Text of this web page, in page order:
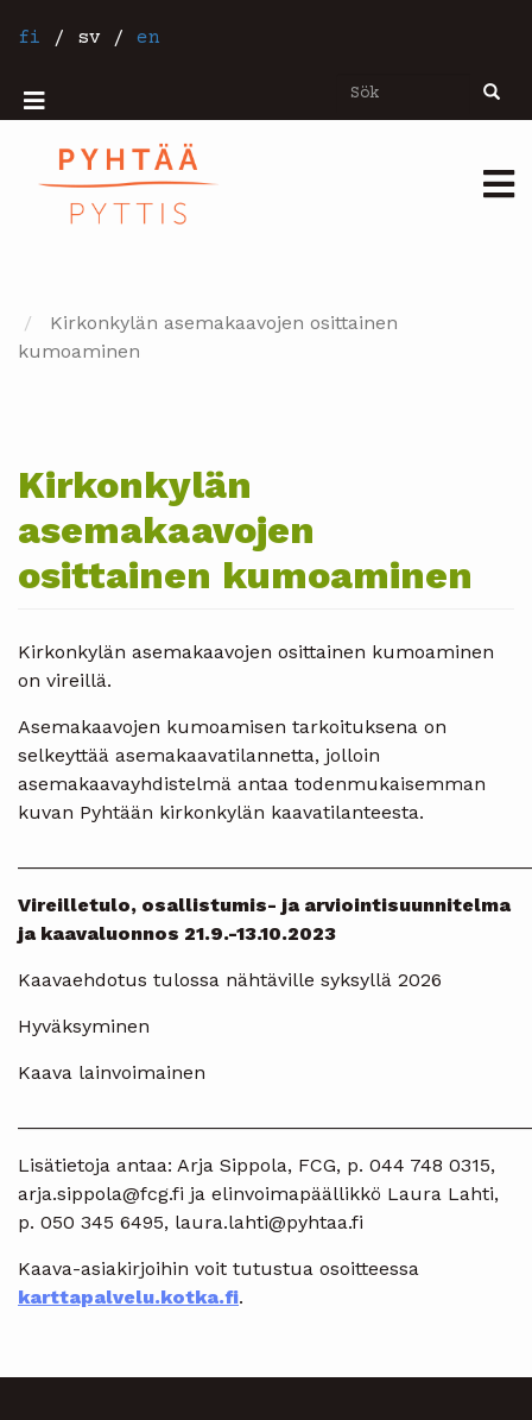
tillfi / sv / en
Sök Sök
Mobiilivalikko
Kirkonkylän asemakaavojen osittainen
kumoaminen
Kirkonkylän
asemakaavojen
osittainen kumoaminen
Kirkonkylän asemakaavojen osittainen kumoaminen
on vireillä.
Asemakaavojen kumoamisen tarkoituksena on
selkeyttää asemakaavatilannetta, jolloin
asemakaavayhdistelmä antaa todenmukaisemman
kuvan Pyhtään kirkonkylän kaavatilanteesta.
Vireilletulo, osallistumis- ja arviointisuunnitelma
ja kaavaluonnos 21.9.-13.10.2023
Kaavaehdotus tulossa nähtäville syksyllä 2026
Hyväksyminen
Kaava lainvoimainen
Lisätietoja antaa: Arja Sippola, FCG, p. 044 748 0315,
arja.sippola@fcg.fi ja elinvoimapäällikkö Laura Lahti,
p. 050 345 6495, laura.lahti@pyhtaa.fi
Kaava-asiakirjoihin voit tutustua osoitteessa
karttapalvelu.kotka.fi.